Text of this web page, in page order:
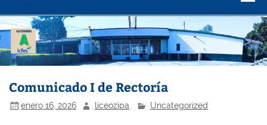
Comunicado I de Rectoría
enero 16, 2026 liceozipa Uncategorized